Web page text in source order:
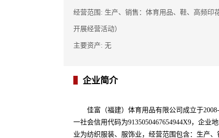
经营范围: 生产、销售：体育用品、鞋、高频印
开展经营活动）
主要资产: 无
企业简介
佳富（福建）体育用品有限公司成立于
一社会信用代码为9135050467654944X9，企
业为纺织服装、服饰业，经营范围包含：生产